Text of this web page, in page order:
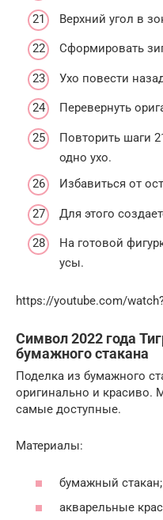
Верхний угол в
Сформировать
Ухо повести
Перевернуть
Повторить шаги
одно ухо.
Избавиться от
Для этого
На готовой
усы.
https://youtube.com/
Символ 2022 года
бумажного стакана
Поделка из бумажного
оригинально и красиво.
самые доступные.
Материалы:
бумажный стакан;
акварельные